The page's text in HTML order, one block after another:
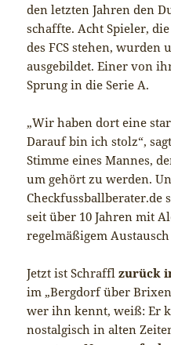
den letzten Jahren den
schaffte. Acht Spieler,
des FCS stehen, wurden
ausgebildet. Einer von
Sprung in die Serie A.
„Wir haben dort eine
Darauf bin ich stolz“,
Stimme eines Mannes,
um gehört zu werden.
Checkfussballberater.de
seit über 10 Jahren mit
regelmäßigem
Jetzt ist Schrafflzurück
im „Bergdorf über
wer ihn kennt, weiß: Er
nostalgisch in alten